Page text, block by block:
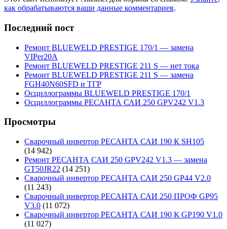
как обрабатываются ваши данные комментариев.
Последний пост
Ремонт BLUEWELD PRESTIGE 170/1 — замена
VIPer20A
Ремонт BLUEWELD PRESTIGE 211 S — нет тока
Ремонт BLUEWELD PRESTIGE 211 S — замена
FGH40N60SFD и ТГР
Осциллограммы BLUEWELD PRESTIGE 170/1
Осциллограммы РЕСАНТА САИ 250 GPV242 V1.3
Просмотры
Сварочный инвертор РЕСАНТА САИ 190 К SH105
(14 942)
Ремонт РЕСАНТА САИ 250 GPV242 V1.3 — замена
GT50JR22 (14 251)
Сварочный инвертор РЕСАНТА САИ 250 GP44 V2.0
(11 243)
Сварочный инвертор РЕСАНТА САИ 250 ПРОФ GP95
V3.0 (11 072)
Сварочный инвертор РЕСАНТА САИ 190 К GP190 V1.0
(11 027)